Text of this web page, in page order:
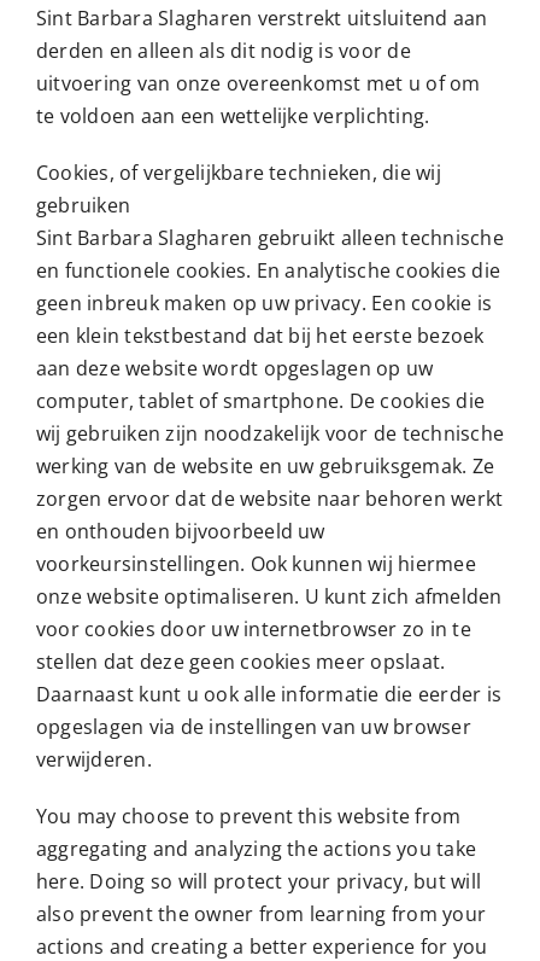
Sint Barbara Slagharen verstrekt uitsluitend aan
derden en alleen als dit nodig is voor de
uitvoering van onze overeenkomst met u of om
te voldoen aan een wettelijke verplichting.
Cookies, of vergelijkbare technieken, die wij
gebruiken
Sint Barbara Slagharen gebruikt alleen technische
en functionele cookies. En analytische cookies die
geen inbreuk maken op uw privacy. Een cookie is
een klein tekstbestand dat bij het eerste bezoek
aan deze website wordt opgeslagen op uw
computer, tablet of smartphone. De cookies die
wij gebruiken zijn noodzakelijk voor de technische
werking van de website en uw gebruiksgemak. Ze
zorgen ervoor dat de website naar behoren werkt
en onthouden bijvoorbeeld uw
voorkeursinstellingen. Ook kunnen wij hiermee
onze website optimaliseren. U kunt zich afmelden
voor cookies door uw internetbrowser zo in te
stellen dat deze geen cookies meer opslaat.
Daarnaast kunt u ook alle informatie die eerder is
opgeslagen via de instellingen van uw browser
verwijderen.
You may choose to prevent this website from
aggregating and analyzing the actions you take
here. Doing so will protect your privacy, but will
also prevent the owner from learning from your
actions and creating a better experience for you